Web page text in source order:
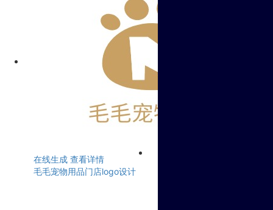
在线生成 查看详情
毛毛宠物用品门店logo设计